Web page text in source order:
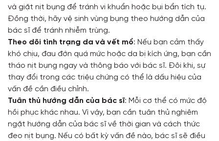
và giặt nịt bụng để tránh vi khuẩn hoặc bụi bẩn tích tụ.
Đồng thời, hãy vệ sinh vùng bụng theo hướng dẫn của
bác sĩ để tránh nhiễm trùng.
Theo dõi tình trạng da và vết mổ: Nếu bạn cảm thấy
khó chịu, đau đớn quá mức hoặc da bị kích ứng, bạn cần
tháo nịt bụng ngay và thông báo với bác sĩ. Đôi khi, sự
thay đổi trong các triệu chứng có thể là dấu hiệu của
vấn đề cần điều chỉnh.
Tuân thủ hướng dẫn của bác sĩ: Mỗi cơ thể có mức độ
hồi phục khác nhau. Vì vậy, bạn cần tuân thủ nghiêm
ngặt hướng dẫn của bác sĩ về thời gian và cách thức
đeo nịt bụng. Nếu có bất kỳ vấn đề nào, bác sĩ sẽ điều